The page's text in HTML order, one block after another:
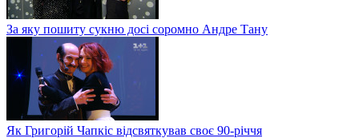
За яку пошиту сукню досі соромно Андре Тану
Як Григорій Чапкіс відсвяткував своє 90-річчя